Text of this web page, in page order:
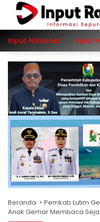
Langsung
konten
Input Nasional
Input
Beranda
Pemkab Lutim
Anak Gemar Membaca